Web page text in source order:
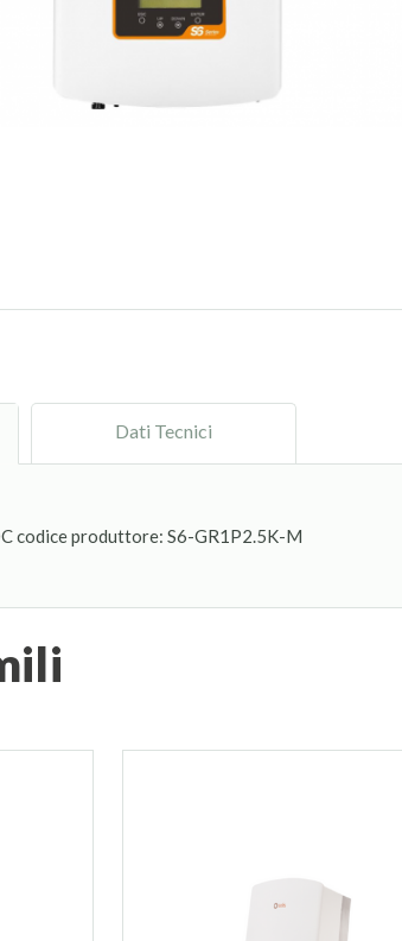
Dati Tecnici
codice produttore: S6-GR1P2.5K-M